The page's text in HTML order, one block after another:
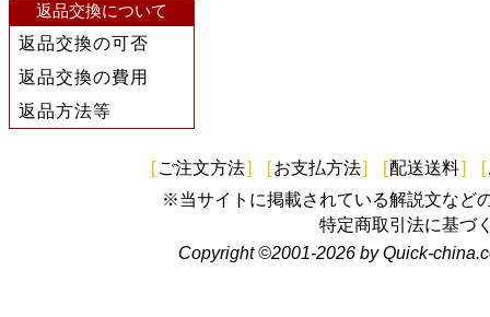
返品交換について
返品交換の可否
返品交換の費用
返品方法等
[ ご注文方法] [お支払方法] [配送送料] [
※当サイトに掲載されている解説文など
特定商取引法に基づ
Copyright ©2001-2026 by Quick-